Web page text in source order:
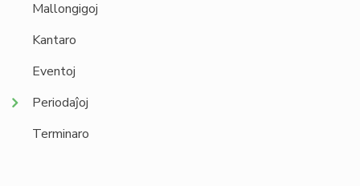
Mallongigoj
Kantaro
Eventoj
Periodaĵoj
Terminaro